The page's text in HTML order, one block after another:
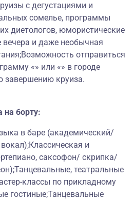
с дегустациями и
сомелье, программы
диетологов, юмористические
вечера и даже необычная
отправиться
«» или «» в городе
завершению круиза.
на борту:
в баре (академический/
и
саксофон/ скрипка/
театральные
классы по прикладному
гостиные;Танцевальные